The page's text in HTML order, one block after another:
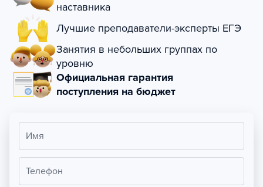
наставника
Лучшие преподаватели-эксперты ЕГЭ
Занятия в небольших группах по
уровню
Официальная гарантия
поступления на бюджет
Имя
Телефон